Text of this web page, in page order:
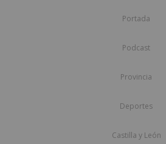
Portada
Podcast
Provincia
Deportes
Castilla y León